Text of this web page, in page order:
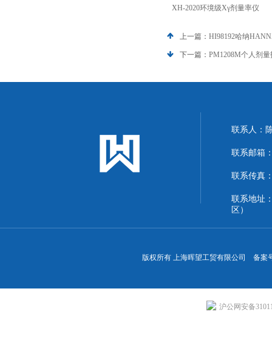
XH-2020环境级Xγ剂量率仪
上一篇： HI98192哈纳
下一篇： PM1208M个人剂
联系人：
联系邮箱
联系传真
联系地址
区）
版权所有 上海晖望工贸有限公司 备案
沪公网安备